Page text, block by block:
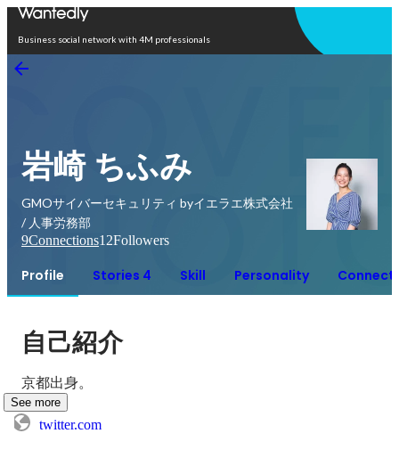
Business social network with 4M professionals
岩崎 ちふみ
GMOサイバーセキュリティ byイエラエ株式会社
/ 人事労務部
9Connections12Followers
Profile Stories 4 Skill Personality
自己紹介
京都出身。
See more
twitter.com